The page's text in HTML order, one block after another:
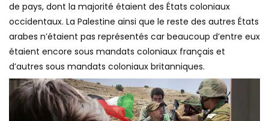
de pays, dont la majorité étaient des États coloniaux
occidentaux. La Palestine ainsi que le reste des autres États
arabes n’étaient pas représentés car beaucoup d’entre eux
étaient encore sous mandats coloniaux français et
d’autres sous mandats coloniaux britanniques.